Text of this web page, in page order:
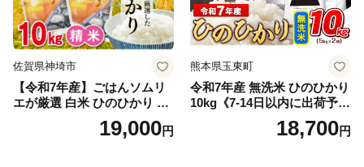
佐賀県神埼市
【令和7年産】ごはんソムリ
エが厳選 白米 ひのひかり 10
米 10kg 5kg×2 ひのひかり ブ
19,000円
熊本県玉東町
令和7年産 無洗米 ひのひかり
10kg《7-14日以内に出荷予定
(土日祝除く)》コメ 米 無洗米
令和7年産 高レビュー｜人気
18,700円